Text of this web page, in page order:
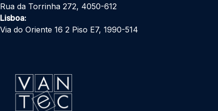
Rua da Torrinha 272, 4050-612
Lisboa:
Via do Oriente 16 2 Piso E7, 1990-514